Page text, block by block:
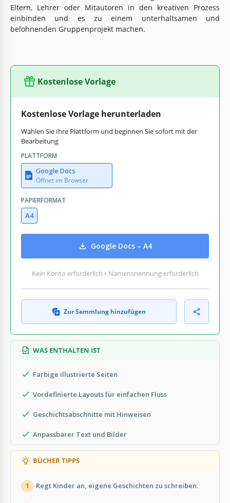
Eltern, Lehrer oder Mitautoren in den kreativen Prozess
einbinden und es zu einem unterhaltsamen und
belohnenden Gruppenprojekt machen.
Kostenlose Vorlage
Kostenlose Vorlage herunterladen
Wählen Sie Ihre Plattform und beginnen Sie sofort mit der
Bearbeitung
PLATTFORM
Google Docs
Öffnet im Browser
PAPIERFORMAT
A4
Google Docs – A4
Kein Konto erforderlich • Namensnennung erforderlich
Zur Sammlung hinzufügen
WAS ENTHALTEN IST
Farbige illustrierte Seiten
Vordefinierte Layouts für einfachen Fluss
Geschichtsabschnitte mit Hinweisen
Anpassbarer Text und Bilder
BÜCHER TIPPS
1 Regt Kinder an, eigene Geschichten zu schreiben.